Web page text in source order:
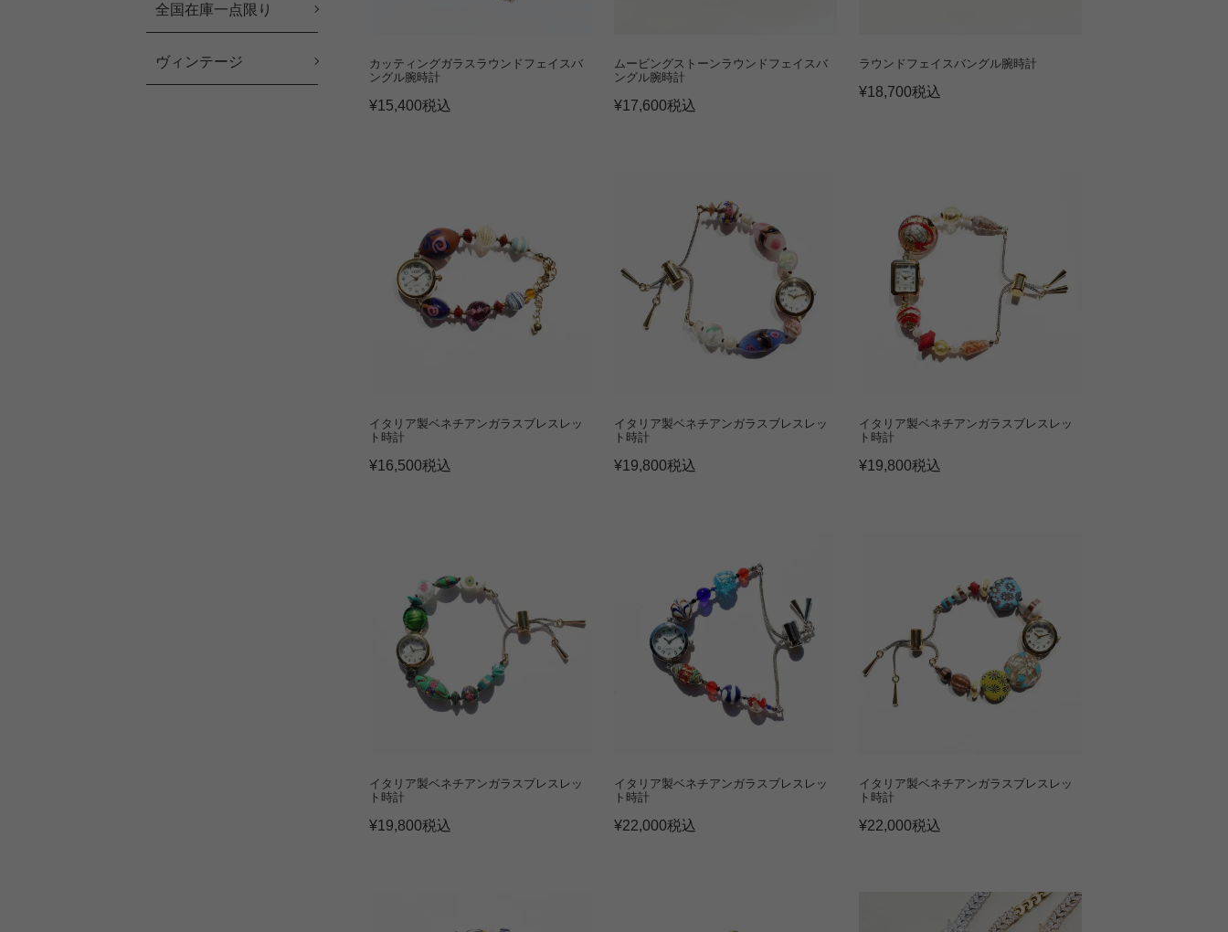
全国在庫一点限り
ヴィンテージ
カッティングガラスラウンドフェイスバ
ングル腕時計
¥15,400税込
ムービングストーンラウンドフェイスバ
ングル腕時計
¥17,600税込
ラウンドフェイスバングル腕時計
¥18,700税込
イタリア製ベネチアンガラスブレスレッ
ト時計
¥16,500税込
イタリア製ベネチアンガラスブレスレッ
ト時計
¥19,800税込
イタリア製ベネチアンガラスブレスレッ
ト時計
¥19,800税込
イタリア製ベネチアンガラスブレスレッ
ト時計
¥19,800税込
イタリア製ベネチアンガラスブレスレッ
ト時計
¥22,000税込
イタリア製ベネチアンガラスブレスレッ
ト時計
¥22,000税込